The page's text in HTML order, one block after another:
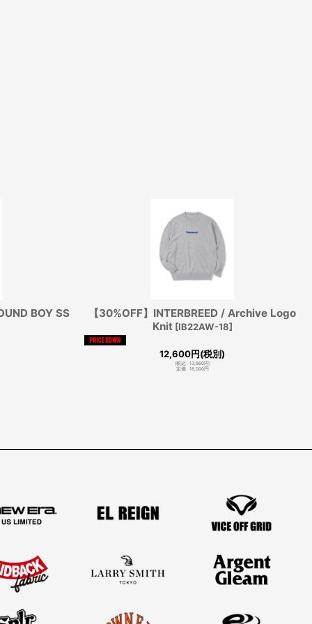
BOY SS
【30%OFF】INTERBREED / Archive Logo
Knit [IB22AW-18]
12,600円(税別)
(税込: 13,860円)
定価 : 18,000円